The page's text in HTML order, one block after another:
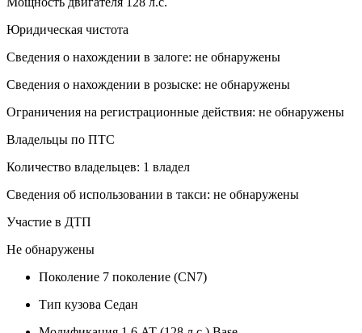
Юридическая чистота
Сведения о нахождении в залоге: не обнаружены
Сведения о нахождении в розыске: не обнаружены
Ограничения на регистрационные действия: не обнаружены
Владельцы по ПТС
Количество владельцев: 1 владел
Сведения об использовании в такси: не обнаружены
Участие в ДТП
Не обнаружены
Поколение 7 поколение (CN7)
Тип кузова Седан